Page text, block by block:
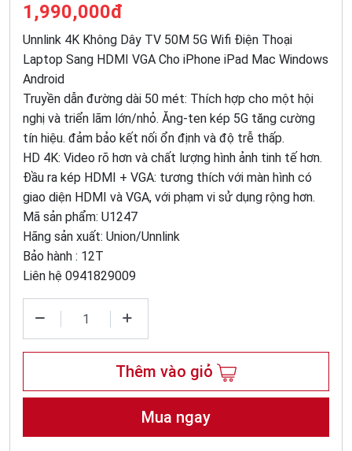
1,990,000đ
Unnlink 4K Không Dây TV 50M 5G Wifi Điện Thoại
Laptop Sang HDMI VGA Cho iPhone iPad Mac Windows
Android
Truyền dẫn đường dài 50 mét: Thích hợp cho một hội
nghị và triển lãm lớn/nhỏ. Ăng-ten kép 5G tăng cường
tín hiệu. đảm bảo kết nối ổn định và độ trễ thấp.
HD 4K: Video rõ hơn và chất lượng hình ảnh tinh tế hơn.
Đầu ra kép HDMI + VGA: tương thích với màn hình có
giao diện HDMI và VGA, với phạm vi sử dụng rộng hơn.
Mã sản phẩm: U1247
Hãng sản xuất: Union/Unnlink
Bảo hành : 12T
Liên hệ 0941829009
Thêm vào giỏ
Mua ngay